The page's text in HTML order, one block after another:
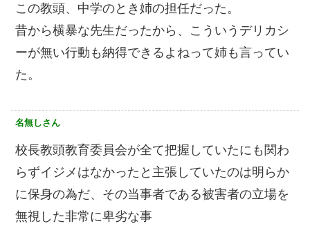
この教頭、中学のとき姉の担任だった。
昔から横暴な先生だったから、こういうデリカシ
ーが無い行動も納得できるよねって姉も言ってい
た。
名無しさん
校長教頭教育委員会が全て把握していたにも関わ
らずイジメはなかったと主張していたのは明らか
に保身の為だ、その当事者である被害者の立場を
無視した非常に卑劣な事